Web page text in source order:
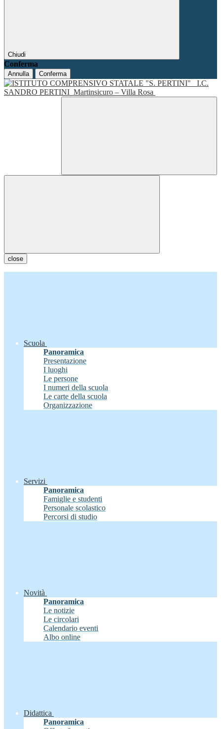
Chiudi
Conferma
Annulla Conferma
I.C.
SANDRO PERTINI Martinsicuro – Villa Rosa
close
Scuola
Panoramica
Presentazione
I luoghi
Le persone
I numeri della scuola
Le carte della scuola
Organizzazione
Servizi
Panoramica
Famiglie e studenti
Personale scolastico
Percorsi di studio
Novità
Panoramica
Le notizie
Le circolari
Calendario eventi
Albo online
Didattica
Panoramica